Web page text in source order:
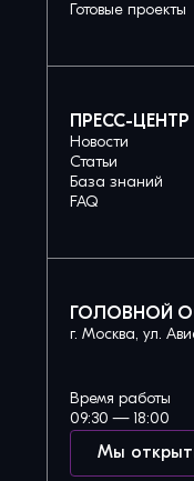
Готовые проекты
ПРЕСС-ЦЕНТР
Новости
Статьи
База знаний
FAQ
ГОЛОВНОЙ
г. Москва, ул.
Мы
Время работы
09:30 — 18:00